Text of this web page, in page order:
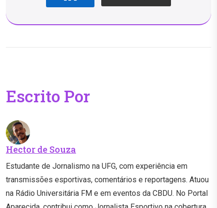
Escrito Por
Hector de Souza
Estudante de Jornalismo na UFG, com experiência em
transmissões esportivas, comentários e reportagens. Atuou
na Rádio Universitária FM e em eventos da CBDU. No Portal